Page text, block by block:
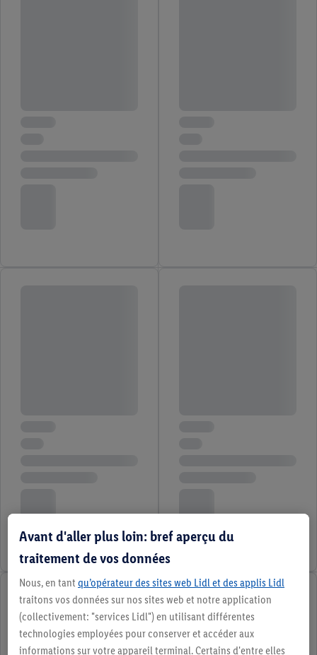
Avant d'aller plus loin: bref aperçu du
traitement de vos données
Nous, en tant qu’opérateur des sites web Lidl et des applis Lidl
traitons vos données sur nos sites web et notre application
(collectivement: "services Lidl") en utilisant différentes
technologies employées pour conserver et accéder aux
informations sur votre appareil terminal. Certains d'entre elles